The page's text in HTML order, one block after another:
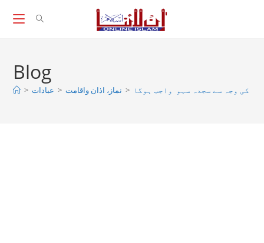
Blog
> عبادات > نماز، اذان واقامت > کی وجہ سے سجدہ سہو واجب ہوگا